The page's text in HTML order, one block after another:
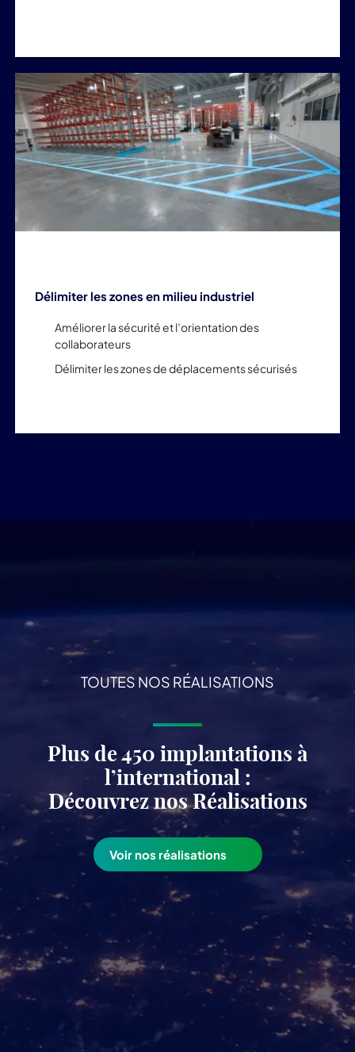
Délimiter les zones en milieu industriel
Améliorer la sécurité et l’orientation des
collaborateurs
Délimiter les zones de déplacements sécurisés
TOUTES NOS RÉALISATIONS
Plus de 450 implantations à
l’international :
Découvrez nos Réalisations
Voir nos réalisations